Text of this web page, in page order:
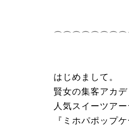
はじめまして。
賢女の集客アカ
人気スイーツア
『ミホパポップ